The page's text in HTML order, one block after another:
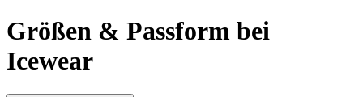
Größen & Passform bei
Icewear